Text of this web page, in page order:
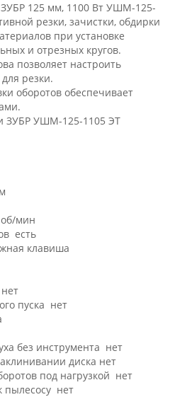
125 мм, 1100 Вт УШМ-125-
резки, зачистки, обдирки
при установке
и отрезных кругов.
позволяет настроить
резки.
оборотов обеспечивает
ЗУБР УШМ-125-1105 ЭТ
мин
есть
клавиша
пуска нет
без инструмента нет
диска нет
под нагрузкой нет
пылесосу нет